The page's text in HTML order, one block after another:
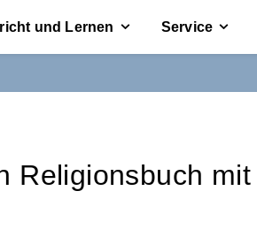
und Lernen Service
Religionsbuch mit